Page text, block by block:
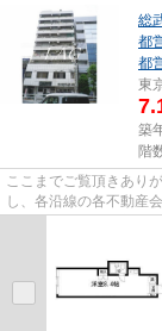
総
都
都
東
築
階
ここまでご覧頂きあり
し、各沿線の各不動産